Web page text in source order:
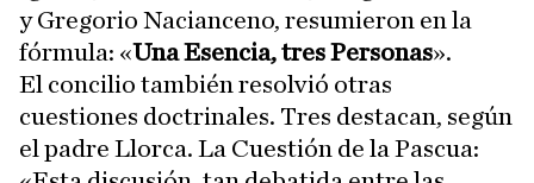
y Gregorio Nacianceno, resumieron en la
fórmula: «Una Esencia, tres Personas».
El concilio también resolvió otras
cuestiones doctrinales. Tres destacan, según
el padre Llorca. La Cuestión de la Pascua: